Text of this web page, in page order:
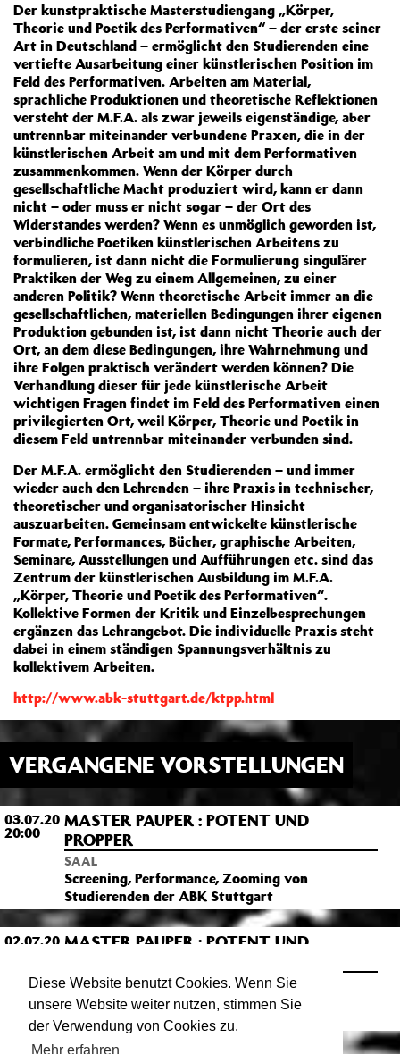
Diese Website benutzt Cookies. Wenn Sie
unsere Website weiter nutzen, stimmen Sie
der Verwendung von Cookies zu.
Mehr erfahren
Der kunstpraktische Masterstudiengang „Körper,
Theorie und Poetik des Performativen“ – der erste seiner
Art in Deutschland – ermöglicht den Studierenden eine
vertiefte Ausarbeitung einer künstlerischen Position im
Feld des Performativen. Arbeiten am Material,
sprachliche Produktionen und theoretische Reflektionen
versteht der M.F.A. als zwar jeweils eigenständige, aber
untrennbar miteinander verbundene Praxen, die in der
künstlerischen Arbeit am und mit dem Performativen
zusammenkommen. Wenn der Körper durch
gesellschaftliche Macht produziert wird, kann er dann
nicht – oder muss er nicht sogar – der Ort des
Widerstandes werden? Wenn es unmöglich geworden ist,
verbindliche Poetiken künstlerischen Arbeitens zu
formulieren, ist dann nicht die Formulierung singulärer
Praktiken der Weg zu einem Allgemeinen, zu einer
anderen Politik? Wenn theoretische Arbeit immer an die
gesellschaftlichen, materiellen Bedingungen ihrer eigenen
Produktion gebunden ist, ist dann nicht Theorie auch der
Ort, an dem diese Bedingungen, ihre Wahrnehmung und
ihre Folgen praktisch verändert werden können? Die
Verhandlung dieser für jede künstlerische Arbeit
wichtigen Fragen findet im Feld des Performativen einen
privilegierten Ort, weil Körper, Theorie und Poetik in
diesem Feld untrennbar miteinander verbunden sind.
Der M.F.A. ermöglicht den Studierenden – und immer
wieder auch den Lehrenden – ihre Praxis in technischer,
theoretischer und organisatorischer Hinsicht
auszuarbeiten. Gemeinsam entwickelte künstlerische
Formate, Performances, Bücher, graphische Arbeiten,
Seminare, Ausstellungen und Aufführungen etc. sind das
Zentrum der künstlerischen Ausbildung im M.F.A.
„Körper, Theorie und Poetik des Performativen“.
Kollektive Formen der Kritik und Einzelbesprechungen
ergänzen das Lehrangebot. Die individuelle Praxis steht
dabei in einem ständigen Spannungsverhältnis zu
kollektivem Arbeiten.
http://www.abk-stuttgart.de/ktpp.html
VERGANGENE VORSTELLUNGEN
03.07.20
20:00
MASTER PAUPER : POTENT UND
PROPPER
SAAL
Screening, Performance, Zooming von
Studierenden der ABK Stuttgart
02.07.20 MASTER PAUPER : POTENT UND
SAAL
Screening, Performance, Zooming von
Studierenden der ABK Stuttgart